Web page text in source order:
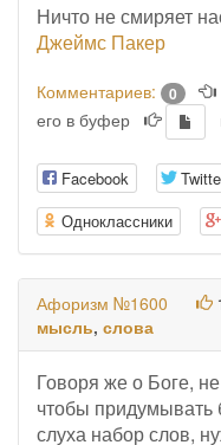
Ничто не смиряет
Джеймс Пакер
Комментариев: 0
его в буфер
Facebook
Одноклассники
Афоризм №1600
мысль, слова
Говоря же о Боге,
чтобы придумывать
слуха набор слов,